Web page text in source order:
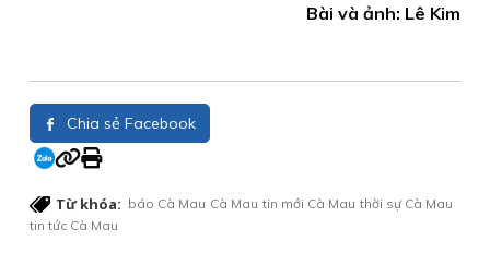
Bài và ảnh: Lê Kim
Chia sẻ Facebook
Từ khóa: báo Cà Mau Cà Mau tin mới Cà Mau thời sự Cà Mau
tin tức Cà Mau